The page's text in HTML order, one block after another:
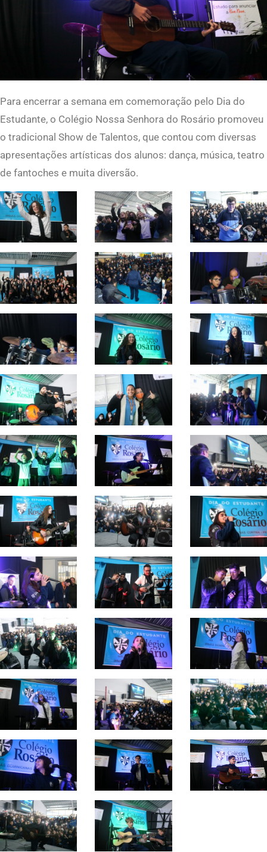
Para encerrar a semana em comemoração pelo Dia do
Estudante, o Colégio Nossa Senhora do Rosário promoveu
o tradicional Show de Talentos, que contou com diversas
apresentações artísticas dos alunos: dança, música, teatro
de fantoches e muita diversão.